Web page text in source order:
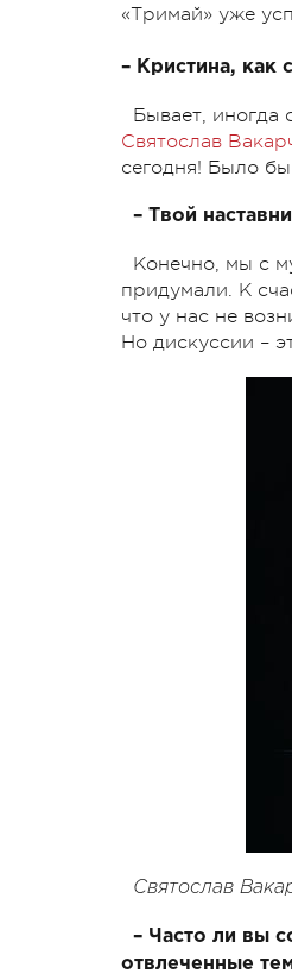
«Тримай» уже
– Кристина, как
Бывает, иногда
Святослав
сегодня! Было
– Твой
Конечно, мы с
придумали. К
что у нас не
Но дискуссии –
Святослав
– Часто ли вы
отвлеченные